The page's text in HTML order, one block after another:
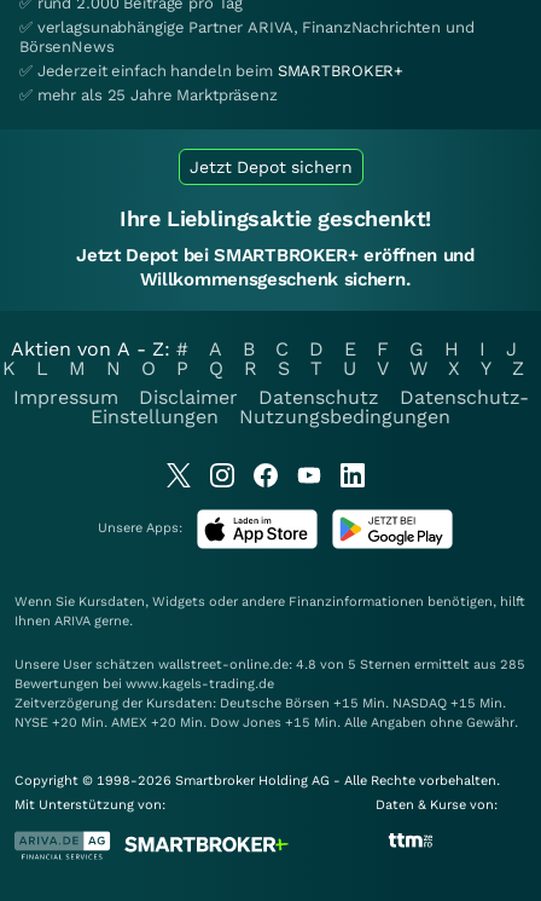
✅ verlagsunabhängige Partner ARIVA, FinanzNachrichten und
BörsenNews
✅ Jederzeit einfach handeln beim SMARTBROKER+
✅ mehr als 25 Jahre Marktpräsenz
Jetzt Depot sichern
Ihre Lieblingsaktie geschenkt!
Jetzt Depot bei SMARTBROKER+ eröffnen und
Willkommensgeschenk sichern.
Aktien von A - Z: # A B C D E F G H I
J
K
L M N O P Q R S T U V W X Y
Z
Impressum
Disclaimer Datenschutz
Datenschutz-
Einstellungen
Nutzungsbedingungen
Unsere Apps:
Wenn Sie Kursdaten, Widgets oder andere Finanzinformationen benötigen, hilft
Ihnen ARIVA gerne.
Unsere User schätzen wallstreet-online.de: 4.8 von 5 Sternen ermittelt aus 285
Bewertungen bei www.kagels-trading.de
Zeitverzögerung der Kursdaten: Deutsche Börsen +15 Min. NASDAQ +15 Min.
NYSE +20 Min. AMEX +20 Min. Dow Jones +15 Min. Alle Angaben ohne Gewähr.
Copyright © 1998-2026 Smartbroker Holding AG - Alle Rechte vorbehalten.
Mit Unterstützung von:
Daten & Kurse von: